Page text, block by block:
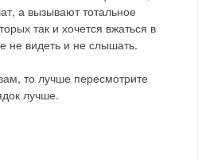
а вызывают тотальное
так и хочется вжаться в
не видеть и не слышать.
то лучше пересмотрите
лучше.